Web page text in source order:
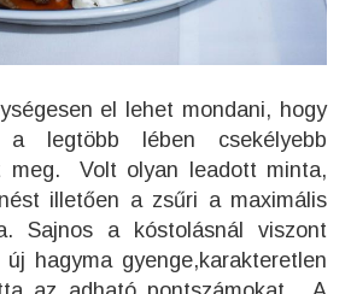
el lehet mondani, hogy
legtöbb lében csekélyebb
meg. Volt olyan leadott minta,
illetően a zsűri a maximális
Sajnos a kóstolásnál viszont
hagyma gyenge,karakteretlen